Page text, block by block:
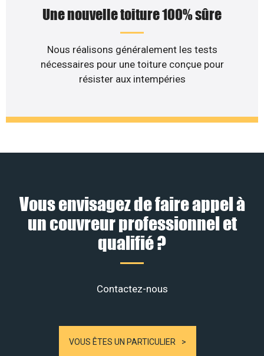
Une nouvelle toiture 100% sûre
Nous réalisons généralement les tests
nécessaires pour une toiture conçue pour
résister aux intempéries
Vous envisagez de faire appel à
un couvreur professionnel et
qualifié ?
Contactez-nous
VOUS ÊTES UN PARTICULIER